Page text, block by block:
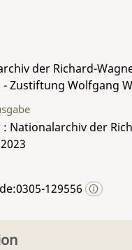
der Richard-
- Zustiftung Wolfgang
: Nationalarchiv der
129556